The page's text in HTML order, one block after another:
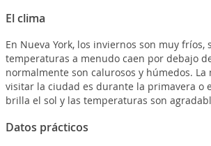
El clima
En Nueva York, los inviernos son muy fríos,
temperaturas a menudo caen por debajo
normalmente son calurosos y húmedos. La
visitar la ciudad es durante la primavera o
brilla el sol y las temperaturas son
Datos prácticos